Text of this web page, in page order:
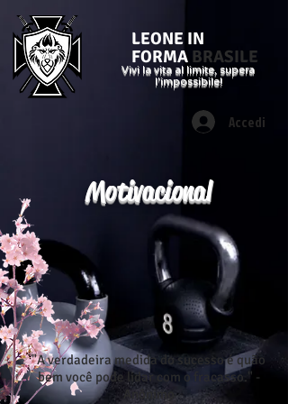
LEONE IN
FORMA BRASILE
Vivi la vita al limite, supera
l'impossibile!
Accedi
Motivacional
"A verdadeira medida do sucesso é quão
bem você pode lidar com o fracasso." -
Anônimo